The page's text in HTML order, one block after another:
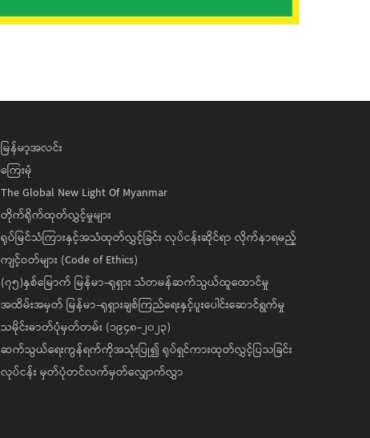
မြန်မာ့အလင်း
ကြေးမုံ
The Global New Light Of Myanmar
တိုက်ရိုက်ထုတ်လွှင့်မှုများ
ရုပ်မြင်သံကြားနှင့်အသံထုတ်လွှင့်ခြင်း လုပ်ငန်းဆိုင်ရာ လိုက်နာရမည့်
ကျင့်ဝတ်များ (Code of Ethics)
(၇၅)နှစ်မြောက် မြန်မာ-ရုရှား သံတမန်ဆက်သွယ်ထူထောင်မှု
အထိမ်းအမှတ် မြန်မာ-ရုရှားချစ်ကြည်ရေးနှင့်ပူးပေါင်းဆောင်ရွက်မှု
သမိုင်းဓာတ်ပုံမှတ်တမ်း (၁၉၄၈-၂၀၂၃)
ဆက်သွယ်ရေးကွန်ရက်ကိုအသုံးပြု၍ ရုပ်ရှင်ကားထုတ်လွှင့်ပြသခြင်း
လုပ်ငန်း မှတ်ပုံတင်လက်မှတ်လျှောက်လွှာ